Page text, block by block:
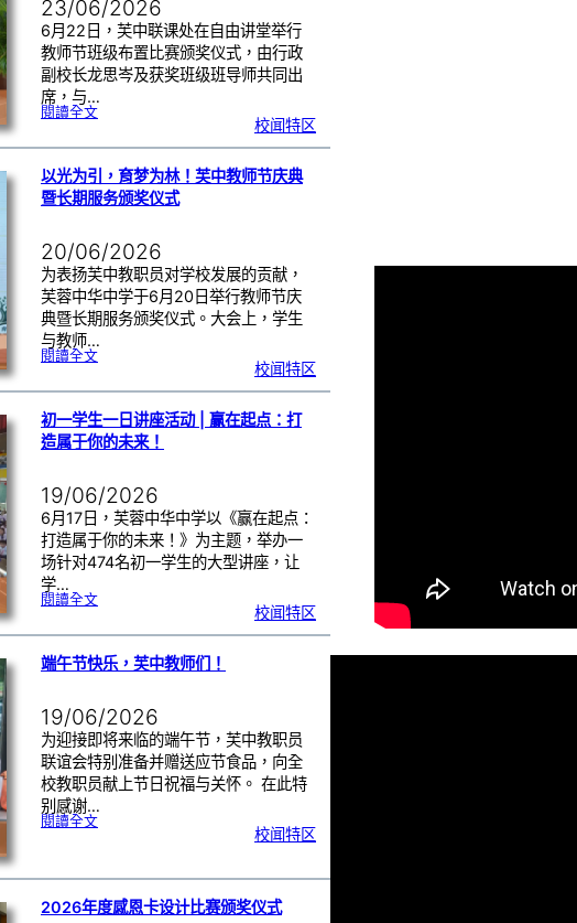
23/06/2026
6月22日，芙中联课处在自由讲堂举行
教师节班级布置比赛颁奖仪式，由行政
副校长龙思岑及获奖班级班导师共同出
席，与…
閱讀全文:教
级
置比
赛
颁
奖
仪
式
布
置
营
造
温
馨
校
园
校闻特区
以光为引，育梦为林！芙中教师节庆典
暨长期服务颁奖仪式
20/06/2026
为表扬芙中教职员对学校发展的贡献，
芙蓉中华中学于6月20日举行教师节庆
典暨长期服务颁奖仪式。大会上，学生
与教师…
閱讀全文:以
，
为
林
！
芙
中
教
典
暨
长
期服
务
颁
奖
仪
式
校闻特区
初一学生一日讲座活动 | 赢在起点：打
造属于你的未来！
19/06/2026
6月17日，芙蓉中华中学以《赢在起点：
打造属于你的未来！》为主题，举办一
场针对474名初一学生的大型讲座，让
学…
閱讀全文:初
一
讲
座
活
动
起
点
：
打
造
属
于
你
的
未
来
！
校闻特区
端午节快乐，芙中教师们！
19/06/2026
为迎接即将来临的端午节，芙中教职员
联谊会特别准备并赠送应节食品，向全
校教职员献上节日祝福与关怀。 在此特
别感谢…
閱讀全文:端
芙
中
师
们
！
校闻特区
2026年度感恩卡设计比赛颁奖仪式